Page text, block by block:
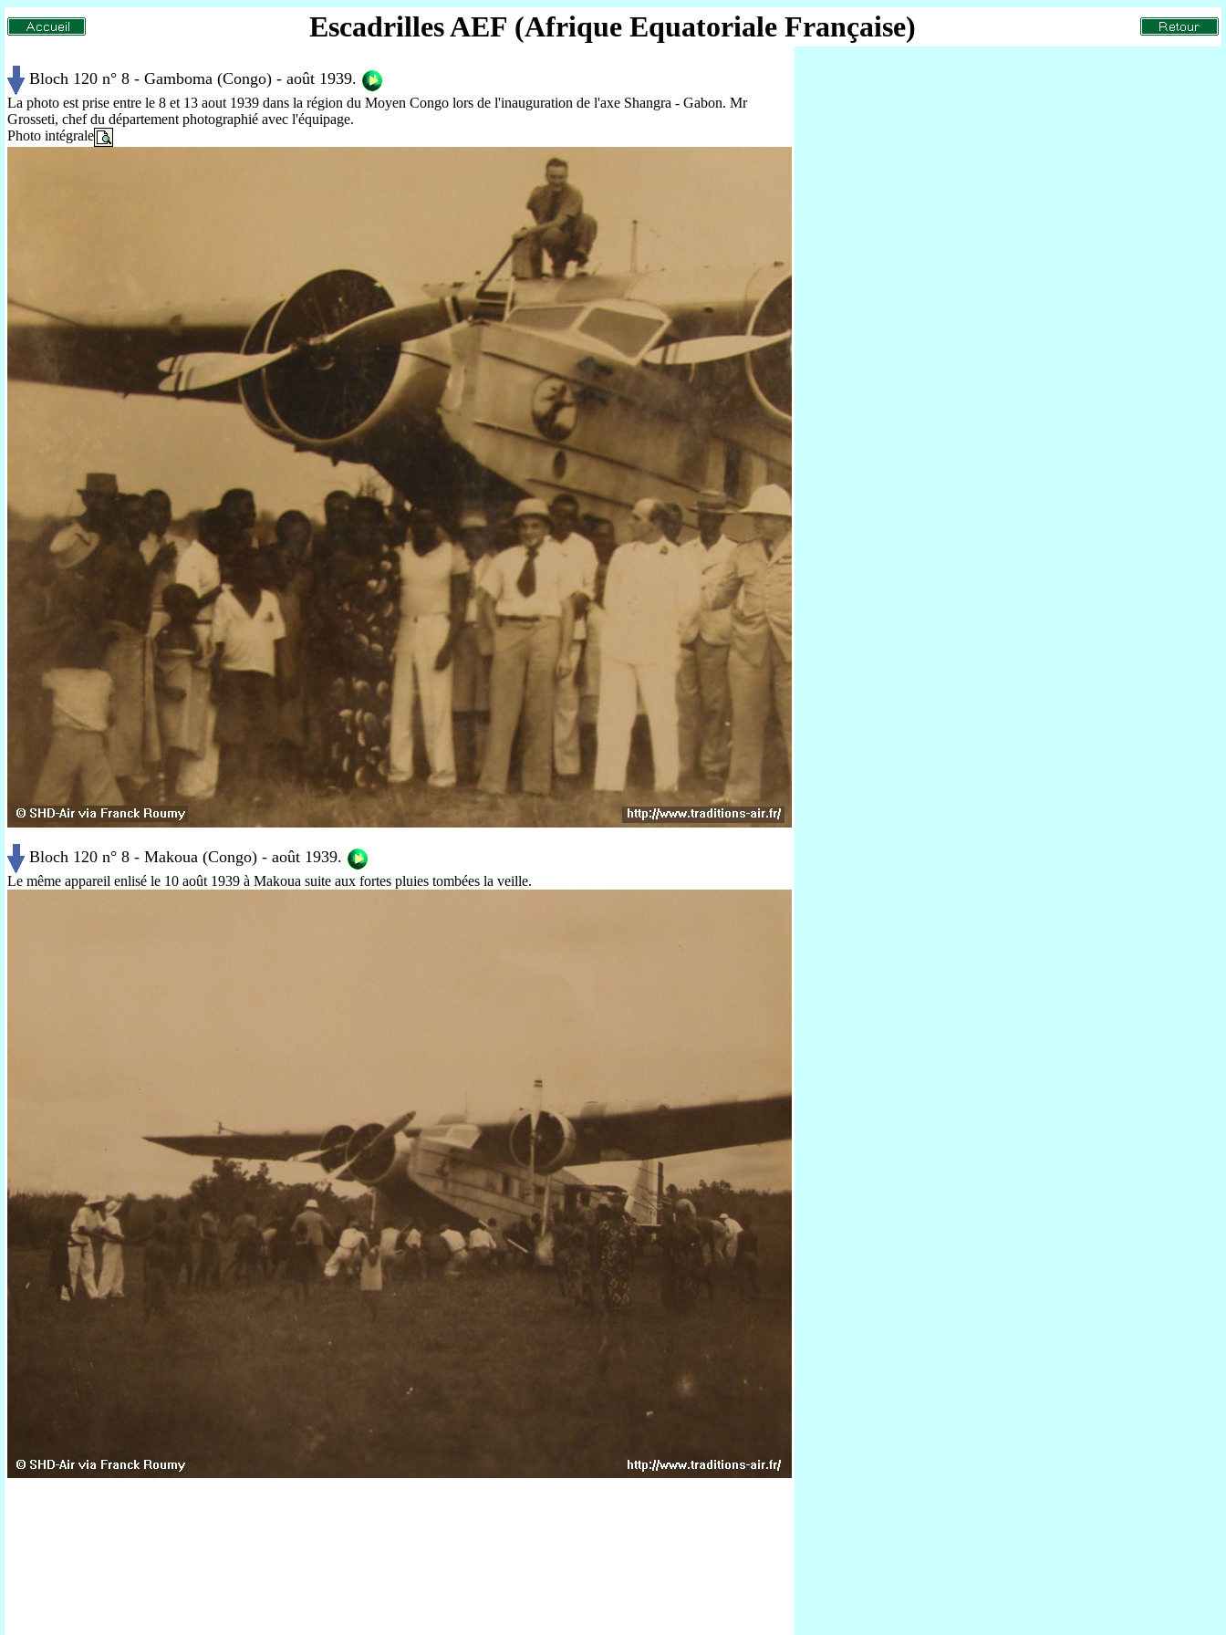
Escadrilles AEF (Afrique Equatoriale Française)
Bloch 120 n° 8 - Gamboma (Congo) - août 1939.
La photo est prise entre le 8 et 13 aout 1939 dans la région du Moyen Congo lors de l'inauguration de l'axe Shangra - Gabon. Mr
Grosseti, chef du département photographié avec l'équipage.
Photo intégrale
Bloch 120 n° 8 - Makoua (Congo) - août 1939.
Le même appareil enlisé le 10 août 1939 à Makoua suite aux fortes pluies tombées la veille.